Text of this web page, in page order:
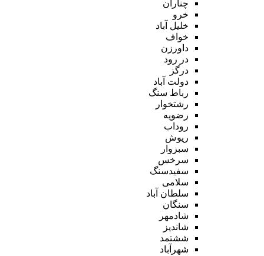
چناران
خرو
خلیل آباد
خواف
داورزن
در رود
درگز
دولت آباد
رباط سنگ
رشتخوار
رضویه
روداب
ریوش
سبزوار
سرخس
سفیدسنگ
سلامی
سلطان آباد
سنگان
شادمهر
شاندیز
ششتمد
شهرآباد